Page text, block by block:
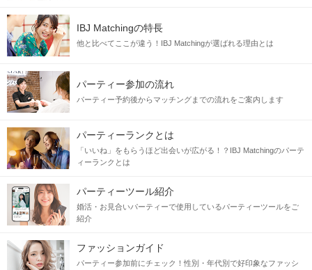
IBJ Matchingの特長
他と比べてここが違う！IBJ Matchingが選ばれる理由とは
パーティー参加の流れ
パーティー予約後からマッチングまでの流れをご案内します
パーティーランクとは
「いいね」をもらうほど出会いが広がる！？IBJ Matchingのパーテ
ィーランクとは
パーティーツール紹介
婚活・お見合いパーティーで使用しているパーティーツールをご
紹介
ファッションガイド
パーティー参加前にチェック！性別・年代別で好印象なファッシ